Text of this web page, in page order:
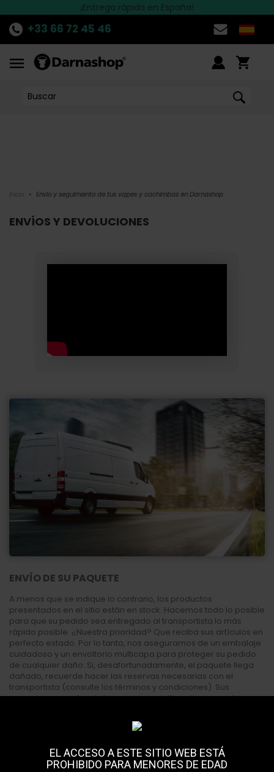
EL ACCESO A ESTE SITIO WEB ESTÁ
PROHIBIDO PARA MENORES DE EDAD
DescubreLA PROMOCIONdel momento!
¡Entrega rápida en España!
Las mejores marcas están en Darnashop
+33 66 72 45 46
Inicio • Envío y seguimiento de tus vapes y cachimbas en Darnashop
ENVÍOS Y DEVOLUCIONES
ENVÍO DE SU PAQUETE
A menos que se indique lo contrario, los productos
presentados en el sitio están en stock. Hacemos todo lo posible
para que su pedido sea entregado al transportista lo más
rápido posible. ¿Nuestra prioridad? Que reciba sus artículos en
perfecto estado. Por lo tanto, nos aseguramos de un embalaje
cuidadoso y un envoltorio multicapa para proteger su pedido
de cualquier daño. Si, desafortunadamente, el paquete llega
dañado, recuerde hacer las reservas necesarias con el
transportista (consulte los términos y condiciones). Sus
paquetes se envían de lunes a viernes. Si realiza un pedido
hábil (excluyendo sábados, domingos y festivos). Para recibir
su paquete, Darnashop le ofrece varias opciones de entrega,
Reside en Francia Metropolitana (incluida Córcega)